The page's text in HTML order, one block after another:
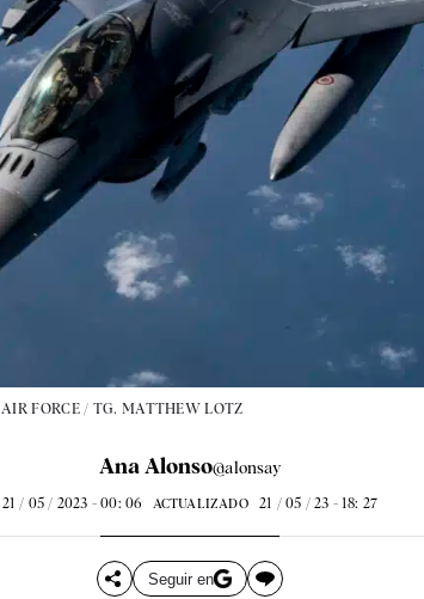
AIR FORCE / TG. MATTHEW LOTZ
Ana Alonso@alonsay
21 / 05 / 2023 - 00: 06 ACTUALIZADO 21 / 05 / 23 - 18: 27
Seguir en